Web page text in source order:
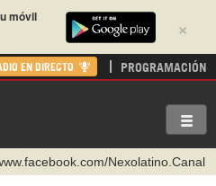
×
móvil
EN DIRECTO PROGRAMACIÓN
Nexolatino.Canal